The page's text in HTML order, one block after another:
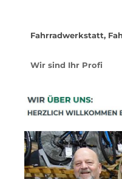
Fahrradwerkstatt,
Wir sind Ihr Profi